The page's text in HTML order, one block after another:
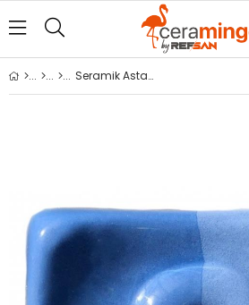
Seramik Astarı Blue ENG 026